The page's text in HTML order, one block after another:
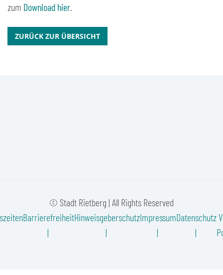
zum Download hier.
ZURÜCK ZUR ÜBERSICHT
© Stadt Rietberg | All Rights Reserved
BarrierefreiheitHinweisgeberschutzImpressumDatenschutz